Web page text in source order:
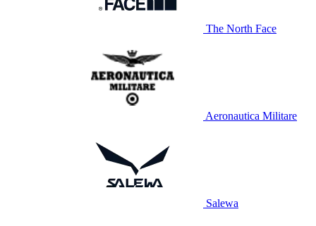
The North Face
Aeronautica Militare
Salewa